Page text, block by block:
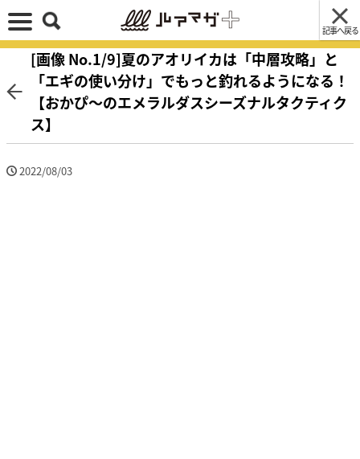
記事へ戻る
[画像 No.1/9]夏のアオリイカは「中層攻略」と
「エギの使い分け」でもっと釣れるようになる！
【おかぴ〜のエメラルダスシーズナルタクティク
ス】
2022/08/03